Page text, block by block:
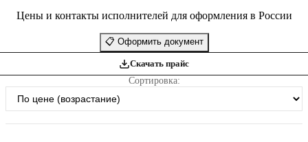
Цены и контакты исполнителей для оформления в России
📋 Оформить документ
Скачать прайс
Сортировка: